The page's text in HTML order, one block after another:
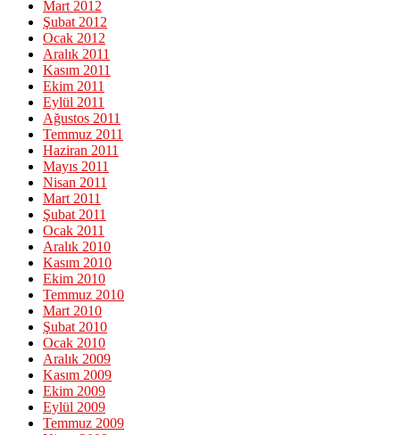
Mart 2012
Şubat 2012
Ocak 2012
Aralık 2011
Kasım 2011
Ekim 2011
Eylül 2011
Ağustos 2011
Temmuz 2011
Haziran 2011
Mayıs 2011
Nisan 2011
Mart 2011
Şubat 2011
Ocak 2011
Aralık 2010
Kasım 2010
Ekim 2010
Temmuz 2010
Mart 2010
Şubat 2010
Ocak 2010
Aralık 2009
Kasım 2009
Ekim 2009
Eylül 2009
Temmuz 2009